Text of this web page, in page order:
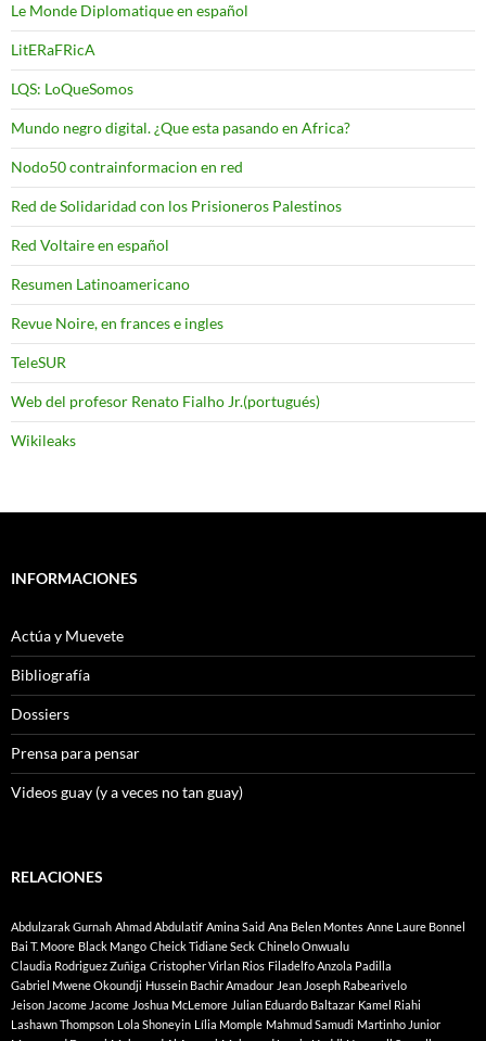
Le Monde Diplomatique en español
LitERaFRicA
LQS: LoQueSomos
Mundo negro digital. ¿Que esta pasando en Africa?
Nodo50 contrainformacion en red
Red de Solidaridad con los Prisioneros Palestinos
Red Voltaire en español
Resumen Latinoamericano
Revue Noire, en frances e ingles
TeleSUR
Web del profesor Renato Fialho Jr.(portugués)
Wikileaks
INFORMACIONES
Actúa y Muevete
Bibliografía
Dossiers
Prensa para pensar
Videos guay (y a veces no tan guay)
RELACIONES
Abdulzarak Gurnah Ahmad Abdulatif Amina Said Ana Belen Montes Anne Laure Bonnel
Bai T. Moore Black Mango Cheick Tidiane Seck Chinelo Onwualu
Claudia Rodriguez Zuñiga Cristopher Virlan Rios Filadelfo Anzola Padilla
Gabriel Mwene Okoundji Hussein Bachir Amadour Jean Joseph Rabearivelo
Jeison Jacome Jacome Joshua McLemore Julian Eduardo Baltazar Kamel Riahi
Lashawn Thompson Lola Shoneyin Lília Momple Mahmud Samudi Martinho Junior